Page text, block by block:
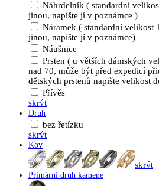
Náhrdelník ( standardní
jinou, napište jí v poznámce )
Náramek ( standardní velikost
jinou, napište jí v poznámce)
Náušnice
Prsten ( u větších dámských
nad 70, může být před expedicí
dětských prstenů napište velikost
Přívěs
skrýt
Druh
bez řetízku
skrýt
Kov
skrýt
Primární druh kamene